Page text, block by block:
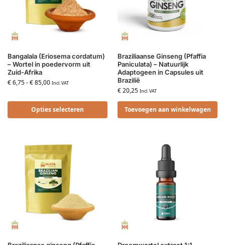
Bangalala (Eriosema cordatum)
– Wortel in poedervorm uit
Zuid-Afrika
€6,75-€85,00 Incl. VAT
Opties selecteren
Braziliaanse Ginseng (Pfaffia
Paniculata) – Natuurlijk
Adaptogeen in Capsules uit
Brazilië
€20,25 Incl. VAT
Toevoegen aan winkelwagen